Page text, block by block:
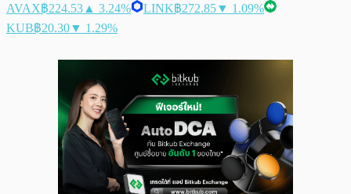
AVAX฿224.53 ▲ 3.24% LINK฿272.85▼ 1.09%
KUB฿20.30▼ 1.29%